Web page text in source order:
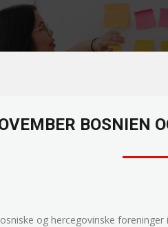
BOSNIEN
og hercegovinske foreninger